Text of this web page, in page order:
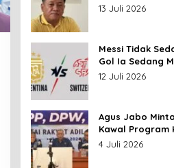
13 Juli 2026
Messi Tidak
Gol Ia Sedang
Keabadian
12 Juli 2026
Agus Jabo
Kawal Program
Pemerintahan
4 Juli 2026